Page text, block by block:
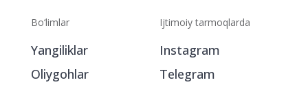
Bo‘limlar
Yangiliklar
Oliygohlar
Ijtimoiy tarmoqlarda
Instagram
Telegram